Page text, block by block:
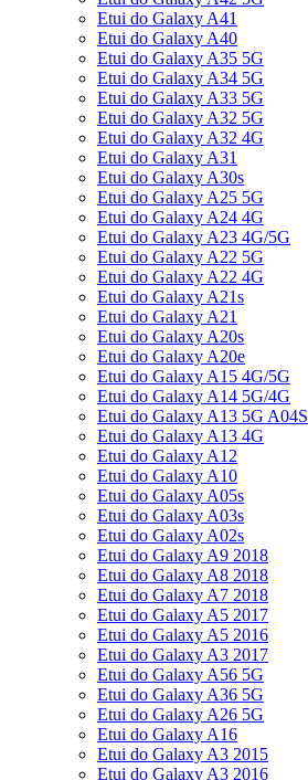
Etui do Galaxy A41
Etui do Galaxy A40
Etui do Galaxy A35 5G
Etui do Galaxy A34 5G
Etui do Galaxy A33 5G
Etui do Galaxy A32 5G
Etui do Galaxy A32 4G
Etui do Galaxy A31
Etui do Galaxy A30s
Etui do Galaxy A25 5G
Etui do Galaxy A24 4G
Etui do Galaxy A23 4G/5G
Etui do Galaxy A22 5G
Etui do Galaxy A22 4G
Etui do Galaxy A21s
Etui do Galaxy A21
Etui do Galaxy A20s
Etui do Galaxy A20e
Etui do Galaxy A15 4G/5G
Etui do Galaxy A14 5G/4G
Etui do Galaxy A13 5G A04S
Etui do Galaxy A13 4G
Etui do Galaxy A12
Etui do Galaxy A10
Etui do Galaxy A05s
Etui do Galaxy A03s
Etui do Galaxy A02s
Etui do Galaxy A9 2018
Etui do Galaxy A8 2018
Etui do Galaxy A7 2018
Etui do Galaxy A5 2017
Etui do Galaxy A5 2016
Etui do Galaxy A3 2017
Etui do Galaxy A56 5G
Etui do Galaxy A36 5G
Etui do Galaxy A26 5G
Etui do Galaxy A16
Etui do Galaxy A3 2015
Etui do Galaxy A3 2016